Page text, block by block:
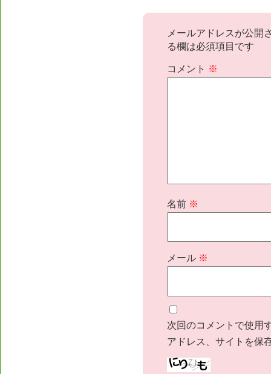
メールアドレスが公開
る欄は必須項目です
コメント ※
名前 ※
メール ※
次回のコメントで使用
アドレス、サイトを保